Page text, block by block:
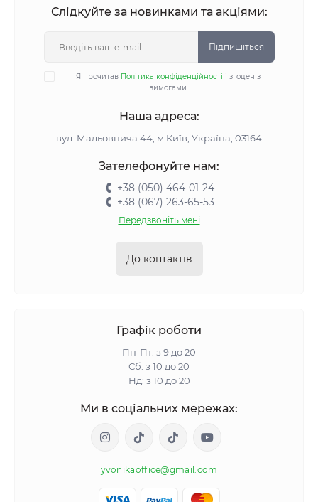
Слідкуйте за новинками та акціями:
Підпишіться
Я прочитав Політика конфіденційності і згоден з
вимогами
Наша адреса:
вул. Мальовнича 44, м.Київ, Україна, 03164
Зателефонуйте нам:
+38 (050) 464-01-24
+38 (067) 263-65-53
Передзвоніть мені
До контактів
Графік роботи
Пн-Пт: з 9 до 20
Сб: з 10 до 20
Нд: з 10 до 20
Ми в соціальних мережах:
yvonikaoffice@gmail.com